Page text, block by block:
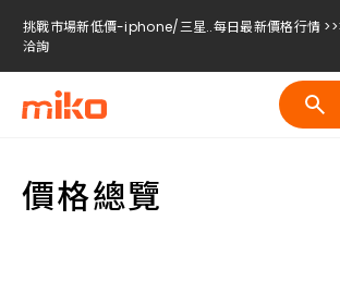
挑戰市場新低價-iphone/三星..每日最新價格行情
洽詢
挑戰市場新低價-iphone/三星..每日最新價格行情
洽詢
挑戰市場新低價-iphone/三星..每日最新價格行情
挑戰市場新低價-iphone/三星..每日最新價格行情 >>>
洽詢
價格總覽